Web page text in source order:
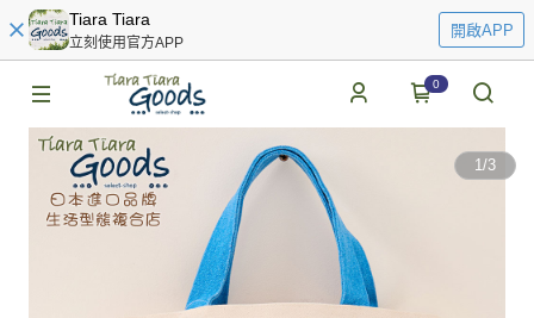
Tiara Tiara
立刻使用官方APP
開啟APP
0
1/3